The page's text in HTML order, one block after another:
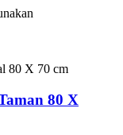
80 X